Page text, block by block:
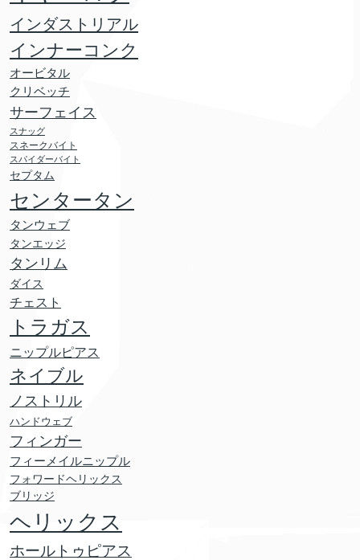
インダストリアル
インナーコンク
オービタル
クリベッチ
サーフェイス
スナッグ
スネークバイト
スパイダーバイト
セプタム
センタータン
タンウェブ
タンエッジ
タンリム
ダイス
チェスト
トラガス
ニップルピアス
ネイブル
ノストリル
ハンドウェブ
フィンガー
フィーメイルニップル
フォワードヘリックス
ブリッジ
ヘリックス
ホールトゥピアス